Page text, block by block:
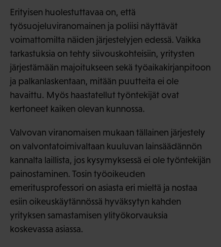
Erityisen huolestuttavaa on, että
työsuojeluviranomainen ja poliisi näyttävät
voimattomilta näiden järjestelyjen edessä. Vaikka
tarkastuksia on tehty siivouskohteisiin, yritysten
järjestämään majoitukseen sekä työaikakirjanpitoon
ja palkanlaskentaan, mitään puutteita ei ole
havaittu. Myös haastatellut työntekijät ovat
kertoneet kaiken olevan kunnossa.
Valvovan viranomaisen mukaan tällainen järjestely
on valvontatoimivaltaan kuuluvan lainsäädännön
kannalta laillista, jos kysymyksessä ei ole työntekijän
painostaminen. Tosin työoikeuden
emeritusprofessori on asiasta eri mieltä ja nostaa
esiin oikeuskäytännössä hyväksytyn kahden
yrityksen samastamisen ylityökorvauksia
koskevassa asiassa.